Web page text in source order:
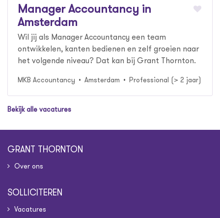
Manager Accountancy in
Amsterdam
Wil jij als Manager Accountancy een team
ontwikkelen, kanten bedienen en zelf groeien naar
het volgende niveau? Dat kan bij Grant Thornton.
MKB Accountancy Amsterdam Professional (> 2 jaar)
Bekijk alle vacatures
GRANT THORNTON
Over ons
SOLLICITEREN
Vacatures